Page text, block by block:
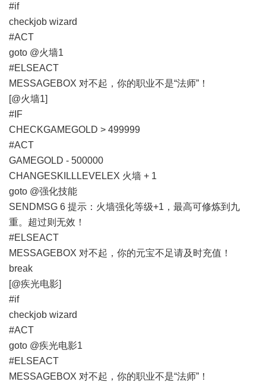
#if
checkjob wizard
#ACT
goto @火墙1
#ELSEACT
MESSAGEBOX 对不起，你的职业不是“法师”！
[@火墙1]
#IF
CHECKGAMEGOLD > 499999
#ACT
GAMEGOLD - 500000
CHANGESKILLLEVELEX 火墙 + 1
goto @强化技能
SENDMSG 6 提示：火墙强化等级+1，最高可修炼到九
重。超过则无效！
#ELSEACT
MESSAGEBOX 对不起，你的元宝不足请及时充值！
break
[@疾光电影]
#if
checkjob wizard
#ACT
goto @疾光电影1
#ELSEACT
MESSAGEBOX 对不起，你的职业不是“法师”！